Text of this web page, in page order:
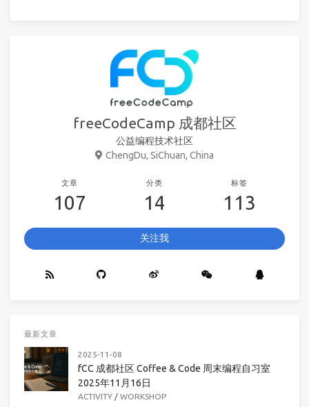
freeCodeCamp 成都社区
公益编程技术社区
ChengDu, SiChuan, China
文章
107
分类
14
标签
113
关注我
最新文章
2025-11-08
fCC 成都社区 Coffee & Code 周末编程自习室
2025年11月16日
ACTIVITY / WORKSHOP